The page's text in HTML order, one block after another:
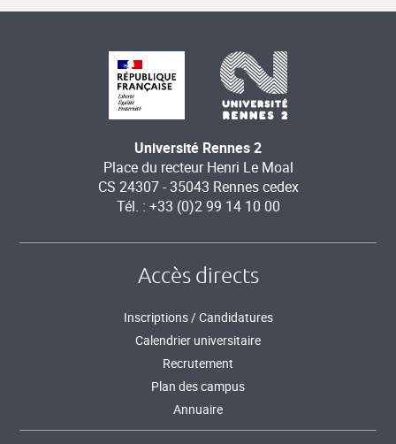
Université Rennes 2
Place du recteur Henri Le Moal
CS 24307 - 35043 Rennes cedex
Tél. : +33 (0)2 99 14 10 00
Accès directs
Inscriptions / Candidatures
Calendrier universitaire
Recrutement
Plan des campus
Annuaire